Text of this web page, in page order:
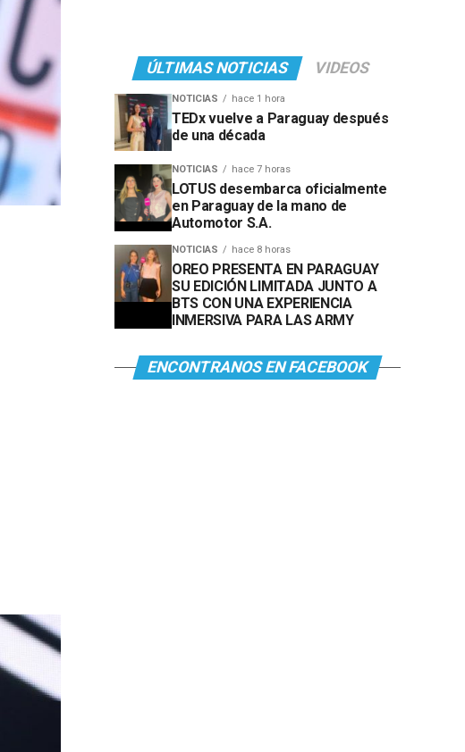
ÚLTIMAS NOTICIAS VIDEOS
NOTICIAS hace 1 hora
TEDx vuelve a Paraguay después
de una década
NOTICIAS hace 7 horas
LOTUS desembarca oficialmente
en Paraguay de la mano de
Automotor S.A.
NOTICIAS hace 8 horas
OREO PRESENTA EN PARAGUAY
SU EDICIÓN LIMITADA JUNTO A
BTS CON UNA EXPERIENCIA
INMERSIVA PARA LAS ARMY
ENCONTRANOS EN FACEBOOK